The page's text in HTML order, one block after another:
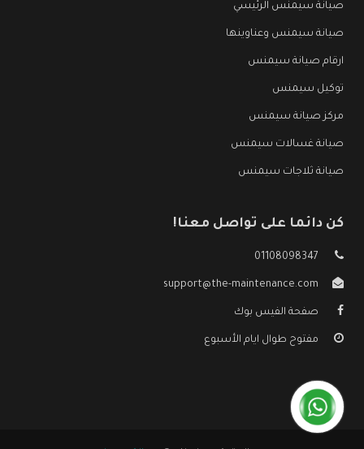
صيانة سيمنس الرئيسي
صيانة سيمنس وعناوينها
ارقام صيانة سيمنس
توكيل سيمنس
مركز صيانة سيمنس
صيانة غسالات سيمنس
صيانة ثلاجات سيمنس
كن دائما على تواصل معنا!
01108098347
support@the-maintenance.com
صفحة الفيس بوك
مفتوح طوال ايام الأسبوع